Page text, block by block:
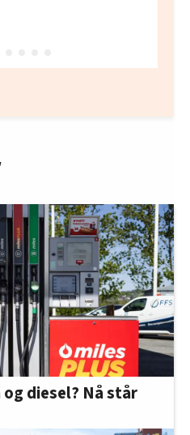
diesel? Nå står